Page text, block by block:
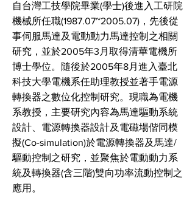
自台灣工技學院畢業(學士)後進入工研院
機械所任職(1987.07~2005.07)，先後從
事伺服馬達及電動動力馬達控制之相關
研究，並於2005年3月取得清華電機所
博士學位。隨後於2005年8月進入臺北
科技大學電機系任助理教授並著手電源
轉換器之數位化控制研究。現職為電機
系教授，主要研究內容為馬達驅動系統
設計、電源轉換器設計及電磁場偕同模
擬(Co-simulation)於電源轉換器及馬達/
驅動控制之研究，並聚焦於電動動力系
統及轉換器(含三階)雙向功率流動控制之
應用。